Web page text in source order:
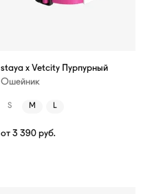
staya x Vetcity Пурпурный
Ошейник
S M L
от 3 390 руб.